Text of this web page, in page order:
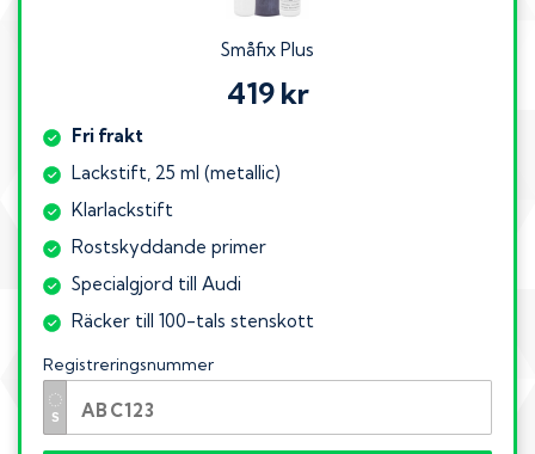
Småfix Plus
419 kr
Fri frakt
Lackstift, 25 ml (metallic)
Klarlackstift
Rostskyddande primer
Specialgjord till Audi
Räcker till 100-tals stenskott
Registreringsnummer